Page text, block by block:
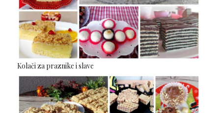
Kolači za praznike i slave